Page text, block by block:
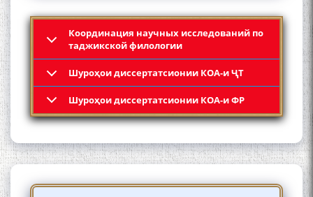
Координация научных исследований по
таджикской филологии
Шyроҳои диссертатсионии КОА-и ҶТ
Шyроҳои диссертатсионии КОА-и ФР
Кадамчо Худои Шарифзода